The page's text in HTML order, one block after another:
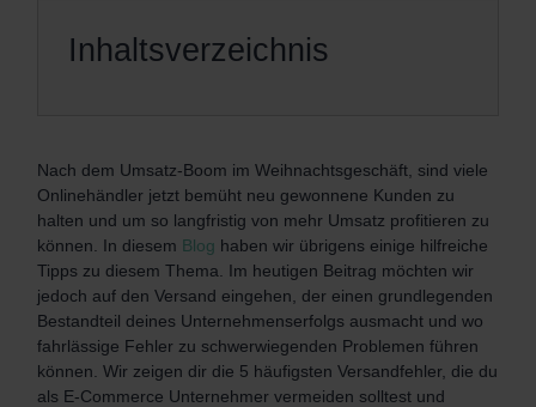
Inhaltsverzeichnis
Nach dem Umsatz-Boom im Weihnachtsgeschäft, sind viele
Onlinehändler jetzt bemüht neu gewonnene Kunden zu
halten und um so langfristig von mehr Umsatz profitieren zu
können. In diesem Blog haben wir übrigens einige hilfreiche
Tipps zu diesem Thema. Im heutigen Beitrag möchten wir
jedoch auf den Versand eingehen, der einen grundlegenden
Bestandteil deines Unternehmenserfolgs ausmacht und wo
fahrlässige Fehler zu schwerwiegenden Problemen führen
können. Wir zeigen dir die 5 häufigsten Versandfehler, die du
als E-Commerce Unternehmer vermeiden solltest und